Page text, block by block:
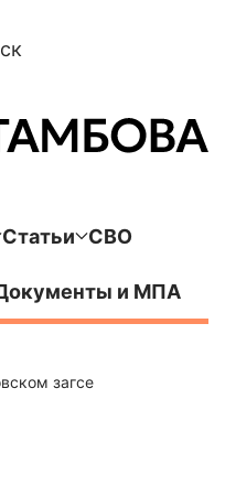
Статьи СВО
и МПА
загсе